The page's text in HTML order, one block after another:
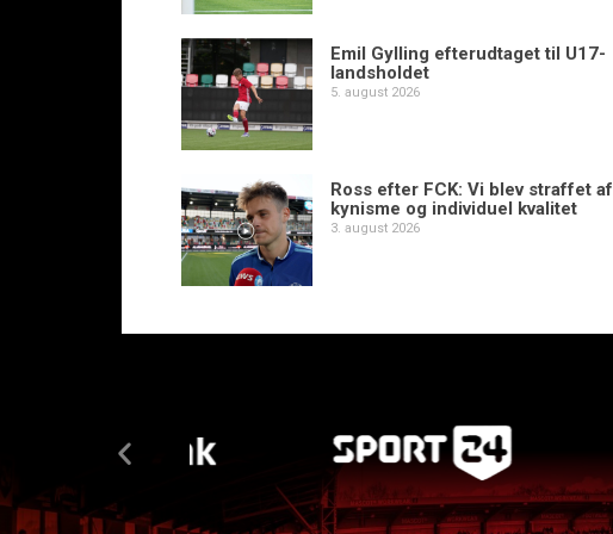
Emil Gylling efterudtaget til U17-
landsholdet
5. august 2026
Ross efter FCK: Vi blev straffet af
kynisme og individuel kvalitet
3. august 2026